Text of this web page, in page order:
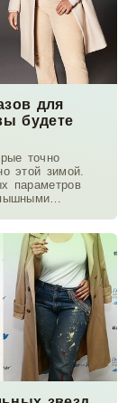
для
будете
точно
этой зимой.
параметров